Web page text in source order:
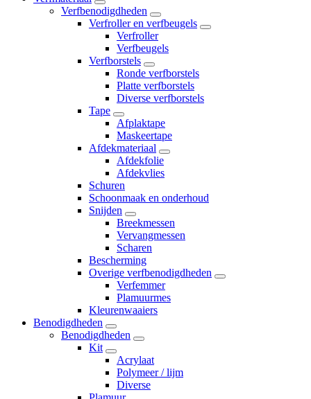
Verfbenodigdheden
Verfroller en verfbeugels
Verfroller
Verfbeugels
Verfborstels
Ronde verfborstels
Platte verfborstels
Diverse verfborstels
Tape
Afplaktape
Maskeertape
Afdekmateriaal
Afdekfolie
Afdekvlies
Schuren
Schoonmaak en onderhoud
Snijden
Breekmessen
Vervangmessen
Scharen
Bescherming
Overige verfbenodigdheden
Verfemmer
Plamuurmes
Kleurenwaaiers
Benodigdheden
Benodigdheden
Kit
Acrylaat
Polymeer / lijm
Diverse